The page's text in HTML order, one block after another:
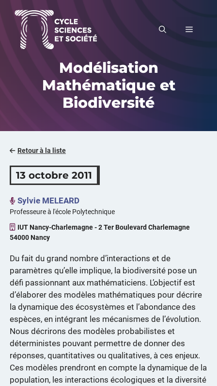
contenu
MENU
Modélisation
Mathématique et
Biodiversité
Retour à la liste
13 octobre 2011
Sylvie MELEARD
Professeure à l'école Polytechnique
IUT Nancy-Charlemagne - 2 Ter Boulevard Charlemagne
54000 Nancy
Du fait du grand nombre d’interactions et de
paramètres qu’elle implique, la biodiversité pose un
défi passionnant aux mathématiciens. L’objectif est
d’élaborer des modèles mathématiques pour décrire
la dynamique des écosystèmes et l’abondance des
espèces, en intégrant les mécanismes de l’évolution.
Nous décrirons des modèles probabilistes et
déterministes pouvant permettre de donner des
réponses, quantitatives ou qualitatives, à ces enjeux.
Ces modèles prendront en compte la dynamique de la
population, les interactions écologiques et la diversité